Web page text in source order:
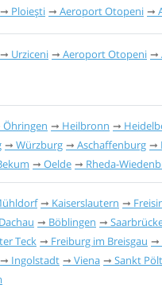
Ploiești Aeroport Otopeni
Urziceni Aeroport Otopeni
Öhringen Heilbronn
Würzburg Aschaffenburg
Oelde Rheda-
Kaiserslautern
Dachau Böblingen
Teck Freiburg im Breisgau
Ingolstadt Viena Sankt